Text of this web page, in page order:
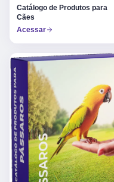
Catálogo de Produtos para
Cães
Acessar